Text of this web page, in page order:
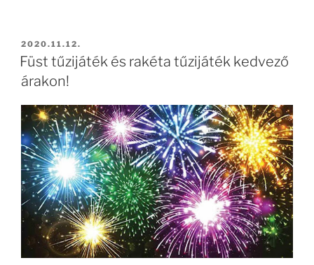
BEKÜLDVE:
2020.11.12.
Füst tűzijáték és rakéta tűzijáték kedvező
árakon!